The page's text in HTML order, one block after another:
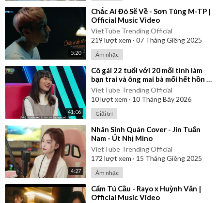
5:20
⁣Chắc Ai Đó Sẽ Về - Sơn Tùng M-TP |
Official Music Video
VietTube Trending Official
219 lượt xem · 07 Tháng Giêng 2025
Âm nhạc
41:06
⁣Cô gái 22 tuổi với 20 mối tình làm
bạn trai và ông mai bà mối hết hồn |
Ghép Đôi Thần Tốc
VietTube Trending Official
10lượt xem · 10 Tháng Bảy 2026
Giải trí
4:27
⁣Nhân Sinh Quán Cover - Jin Tuấn
Nam - Út Nhị Mino
VietTube Trending Official
172 lượt xem · 15 Tháng Giêng 2025
Âm nhạc
⁣Cẩm Tú Cầu - Rayo x Huỳnh Văn |
Official Music Video